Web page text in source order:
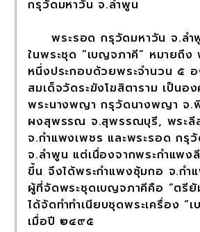
กรุวัดมหาวัน จ.ลำพูน
พระรอด กรุวัดมหาวัน จ.ลำ
ในพระชุด “เบญจภาคี” หมายถึง
หนึ่งประกอบด้วยพระจำนวน ๕
สมเด็จวัดระฆังโฆสิตาราม เป็นอง
พระนางพญา กรุวัดนางพญา จ.
ผงสุพรรณ จ.สุพรรณบุรี, พระลี
จ.กำแพงเพชร และพระรอด กรุ
จ.ลำพูน แต่เนื่องจากพระกำแพง
ขึ้น จึงได้พระกำแพงซุ้มกอ จ.กำ
ผู้ที่จัดพระชุดเบญจภาคีคือ “ตรียั
ได้จัดทำทำเนียบชุดพระเครื่อง “
เมื่อปี ๒๔๙๕